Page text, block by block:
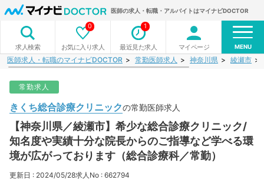
医師の求人・転職・アルバイトはマイナビDOCTOR
求人検索 お気に入り求人
0
最近見た求人
1
マイページ MENU
医師求人・転職のマイナビDOCTOR 常勤医師求人 神奈川県 綾瀬市
常勤求人
きくち総合診療クリニックの常勤医師求人
【神奈川県／綾瀬市】希少な総合診療クリニック/
知名度や実績十分な院長からのご指導など学べる環
境が広がっております（総合診療科／常勤）
更新日 : 2024/05/28求人No : 662794